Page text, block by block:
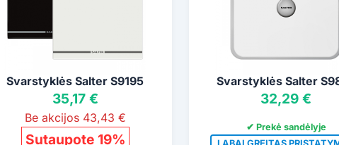
Svarstyklės Salter S9195
35,17 €
Be akcijos 43,43 €
Sutaupote 19%
Svarstyklės Salter
32,29 €
✔ Prekė sandėlyje